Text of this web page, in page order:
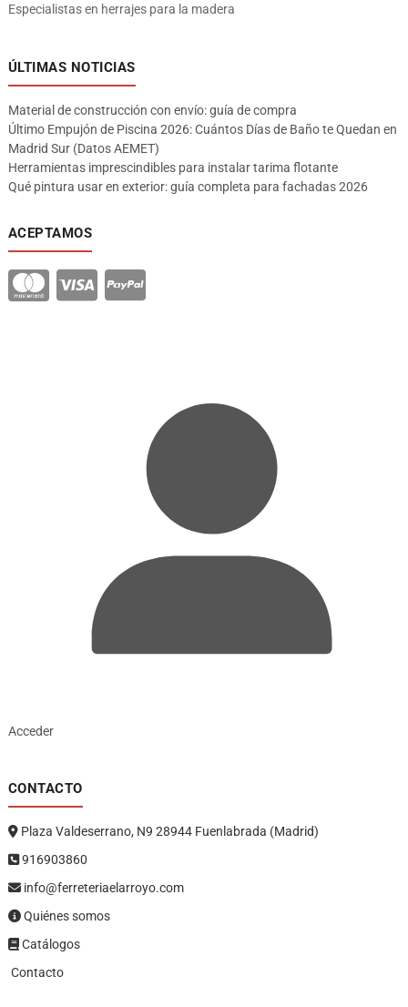
Especialistas en herrajes para la madera
ÚLTIMAS NOTICIAS
Material de construcción con envío: guía de compra
Último Empujón de Piscina 2026: Cuántos Días de Baño te Quedan en
Madrid Sur (Datos AEMET)
Herramientas imprescindibles para instalar tarima flotante
Qué pintura usar en exterior: guía completa para fachadas 2026
ACEPTAMOS
Acceder
CONTACTO
Plaza Valdeserrano, N9 28944 Fuenlabrada (Madrid)
916903860
info@ferreteriaelarroyo.com
Quiénes somos
Catálogos
Contacto